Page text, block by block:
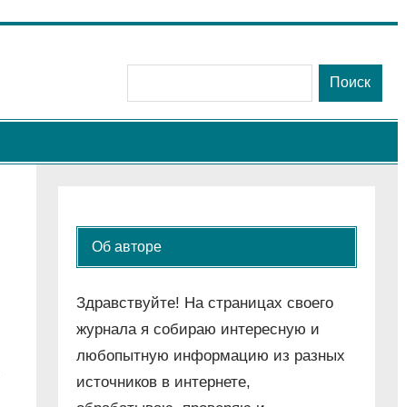
Поиск
Об авторе
Здравствуйте! На страницах своего
журнала я собираю интересную и
любопытную информацию из разных
источников в интернете,